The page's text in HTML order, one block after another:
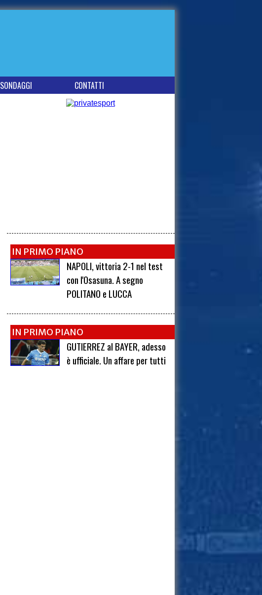
SONDAGGI CONTATTI
IN PRIMO PIANO
NAPOLI, vittoria 2-1 nel test
con l'Osasuna. A segno
POLITANO e LUCCA
IN PRIMO PIANO
GUTIERREZ al BAYER, adesso
è ufficiale. Un affare per tutti